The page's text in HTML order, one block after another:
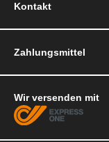
Kontakt
Wir versenden mit
Zahlungsmittel